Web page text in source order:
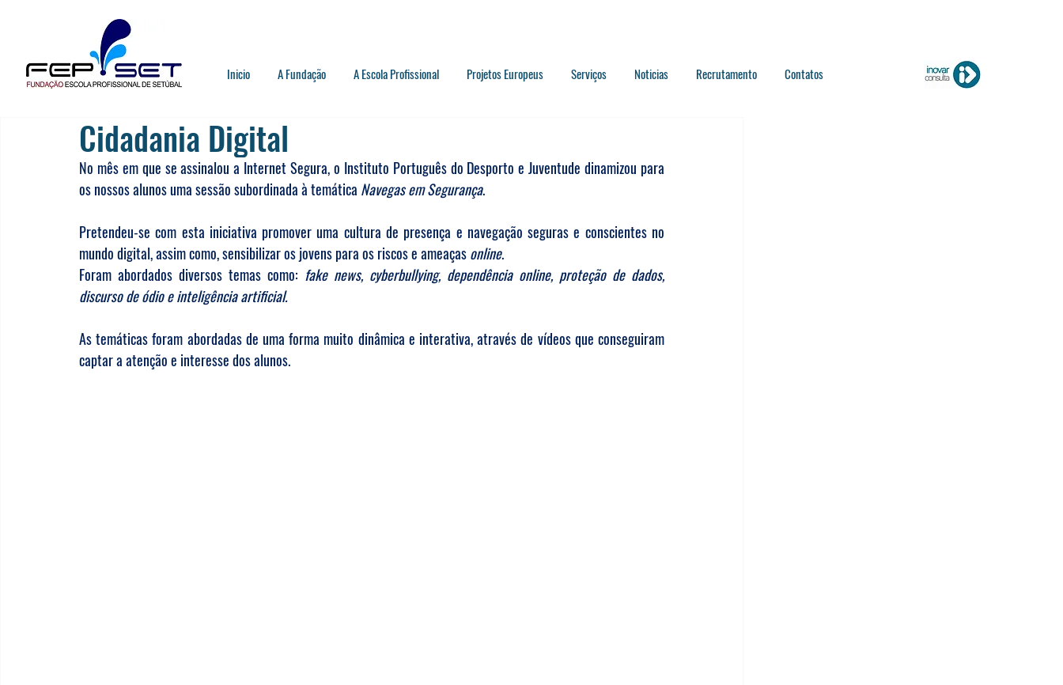
Inicio A Fundação A Escola Profissional Projetos Europeus Serviços Noticias Recrutamento Contatos
Cidadania Digital
No mês em que se assinalou a Internet Segura, o Instituto Português do Desporto e Juventude dinamizou para
os nossos alunos uma sessão subordinada à temática Navegas em Segurança.
Pretendeu-se com esta iniciativa promover uma cultura de presença e navegação seguras e conscientes no
mundo digital, assim como, sensibilizar os jovens para os riscos e ameaças online.
Foram abordados diversos temas como: fake news, cyberbullying, dependência online, proteção de dados,
discurso de ódio e inteligência artificial.
As temáticas foram abordadas de uma forma muito dinâmica e interativa, através de vídeos que conseguiram
captar a atenção e interesse dos alunos.